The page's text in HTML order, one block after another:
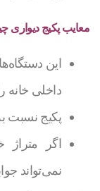
معایب پکیج دیواری
این
داخلی خانه
پکیج نسبت
نمی‌تواند